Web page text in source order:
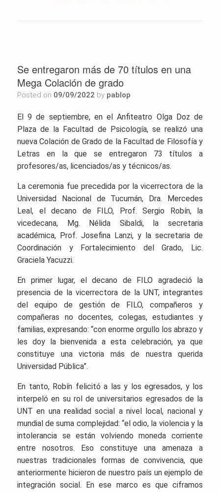
Se entregaron más de 70 títulos en una
Mega Colación de grado
Posted on 09/09/2022 by pablop
El 9 de septiembre, en el Anfiteatro Olga Doz de
Plaza de la Facultad de Psicología, se realizó una
nueva Colación de Grado de la Facultad de Filosofía y
Letras en la que se entregaron 73 títulos a
profesores/as, licenciados/as y técnicos/as.
La ceremonia fue precedida por la vicerrectora de la
Universidad Nacional de Tucumán, Dra. Mercedes
Leal, el decano de FILO, Prof. Sergio Robín, la
vicedecana, Mg. Nélida Sibaldi, la secretaria
académica, Prof. Josefina Lanzi, y la secretaria de
Coordinación y Fortalecimiento del Grado, Lic.
Graciela Yacuzzi.
En primer lugar, el decano de FILO agradeció la
presencia de la vicerrectora de la UNT, integrantes
del equipo de gestión de FILO, compañeros y
compañeras no docentes, colegas, estudiantes y
familias, expresando: “con enorme orgullo los abrazo y
les doy la bienvenida a esta celebración, ya que
constituye una victoria más de nuestra querida
Universidad Pública”.
En tanto, Robín felicitó a las y los egresados, y los
interpeló en su rol de universitarios egresados de la
UNT en una realidad social a nivel local, nacional y
mundial de suma complejidad: “el odio, la violencia y la
intolerancia se están volviendo moneda corriente
entre nosotros. Eso constituye una amenaza a
nuestras tradicionales formas de convivencia, que
anteriormente hicieron de nuestro país un ejemplo de
integración social. En ese marco es que ciframos